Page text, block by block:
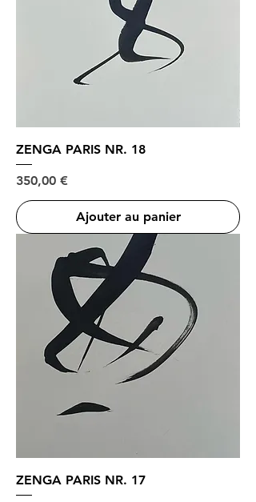
ZENGA PARIS NR. 18
Prix
350,00 €
Ajouter au panier
ZENGA PARIS NR. 17